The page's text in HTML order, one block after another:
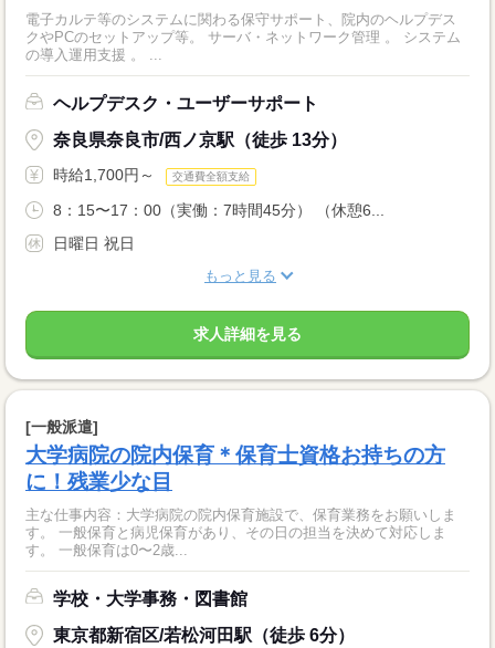
電子カルテ等のシステムに関わる保守サポート、院内のヘルプデス
クやPCのセットアップ等。 サーバ・ネットワーク管理 。 システム
の導入運用支援 。 ...
ヘルプデスク・ユーザーサポート
奈良県奈良市/西ノ京駅（徒歩 13分）
時給1,700円～ 交通費全額支給
8：15〜17：00（実働：7時間45分） （休憩6...
日曜日 祝日
もっと見る
求人詳細を見る
[一般派遣]
大学病院の院内保育＊保育士資格お持ちの方
に！残業少な目
主な仕事内容：大学病院の院内保育施設で、保育業務をお願いしま
す。 一般保育と病児保育があり、その日の担当を決めて対応しま
す。 一般保育は0〜2歳...
学校・大学事務・図書館
東京都新宿区/若松河田駅（徒歩 6分）